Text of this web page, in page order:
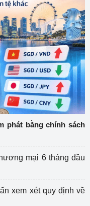
phát bằng chính sách
mại 6 tháng đầu
xem xét quy định về